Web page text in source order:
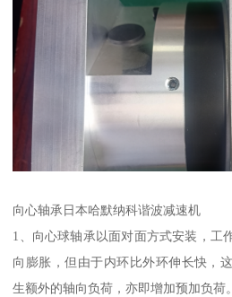
向心轴承日本哈默纳科谐波减速机
1、向心球轴承以面对面方式安装，工
向膨胀，但由于内环比外环伸长快，
生额外的轴向负荷，亦即增加预加负荷。